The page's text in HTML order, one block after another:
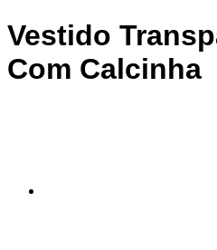
Vestido
Com Calcinha